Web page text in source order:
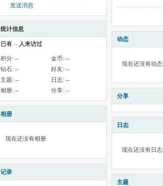
发送消息
统计信息
已有 -- 人来访过
积分: -- 金币: --
钻石: -- 好友: --
主题: -- 日志: --
相册: -- 分享: --
相册
现在还没有相册
记录
动态
现在还没有动态
分享
日志
现在还没有日志
主题